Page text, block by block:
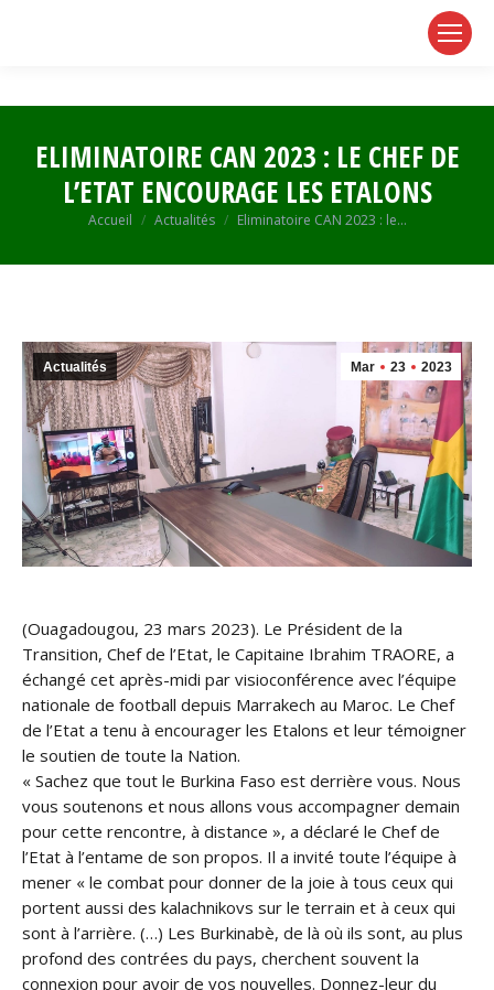
ELIMINATOIRE CAN 2023 : LE CHEF DE
L’ETAT ENCOURAGE LES ETALONS
Vous êtes ici :
Accueil Actualités Eliminatoire CAN 2023 : le…
Mar 23 2023
Actualités
(Ouagadougou, 23 mars 2023). Le Président de la
Transition, Chef de l’Etat, le Capitaine Ibrahim TRAORE, a
échangé cet après-midi par visioconférence avec l’équipe
nationale de football depuis Marrakech au Maroc. Le Chef
de l’Etat a tenu à encourager les Etalons et leur témoigner
le soutien de toute la Nation.
« Sachez que tout le Burkina Faso est derrière vous. Nous
vous soutenons et nous allons vous accompagner demain
pour cette rencontre, à distance », a déclaré le Chef de
l’Etat à l’entame de son propos. Il a invité toute l’équipe à
mener « le combat pour donner de la joie à tous ceux qui
portent aussi des kalachnikovs sur le terrain et à ceux qui
sont à l’arrière. (…) Les Burkinabè, de là où ils sont, au plus
profond des contrées du pays, cherchent souvent la
connexion pour avoir de vos nouvelles. Donnez-leur du